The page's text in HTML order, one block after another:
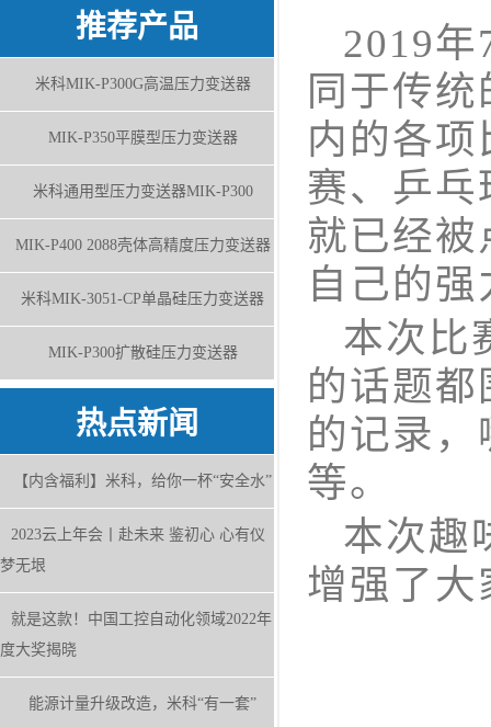
推荐产品
米科MIK-P300G高温压力变送器
MIK-P350平膜型压力变送器
米科通用型压力变送器MIK-P300
MIK-P400 2088壳体高精度压力变送器
米科MIK-3051-CP单晶硅压力变送器
MIK-P300扩散硅压力变送器
热点新闻
【内含福利】米科，给你一杯“安全水”
2023云上年会丨赴未来 鉴初心 心有仪
梦无垠
就是这款！中国工控自动化领域2022年
度大奖揭晓
能源计量升级改造，米科“有一套”
2019年
同于传
内的各
赛、乒乓
就已经
自己的
本次比
的话题
的记录
等。
本次趣
增强了大